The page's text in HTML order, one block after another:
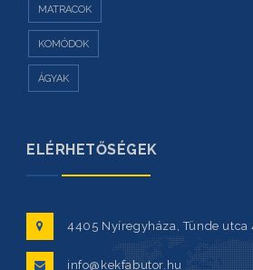
MATRACOK
KOMÓDOK
ÁGYAK
ELÉRHETŐSÉGEK
4405 Nyíregyháza, Tünde utca
info@kekfabutor.hu